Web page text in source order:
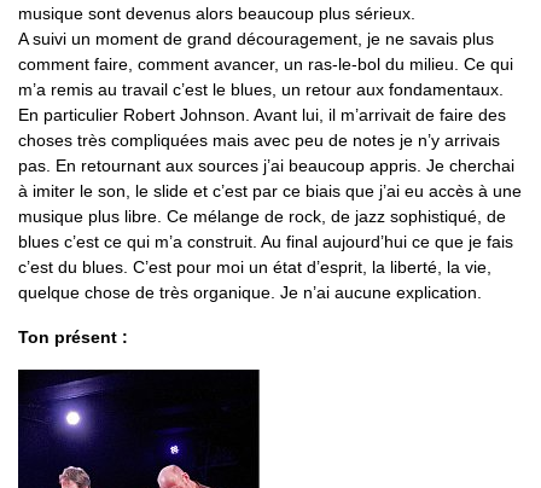
musique sont devenus alors beaucoup plus sérieux.
A suivi un moment de grand découragement, je ne savais plus
comment faire, comment avancer, un ras-le-bol du milieu. Ce qui
m’a remis au travail c’est le blues, un retour aux fondamentaux.
En particulier Robert Johnson. Avant lui, il m’arrivait de faire des
choses très compliquées mais avec peu de notes je n’y arrivais
pas. En retournant aux sources j’ai beaucoup appris. Je cherchai
à imiter le son, le slide et c’est par ce biais que j’ai eu accès à une
musique plus libre. Ce mélange de rock, de jazz sophistiqué, de
blues c’est ce qui m’a construit. Au final aujourd’hui ce que je fais
c’est du blues. C’est pour moi un état d’esprit, la liberté, la vie,
quelque chose de très organique. Je n’ai aucune explication.
Ton présent :